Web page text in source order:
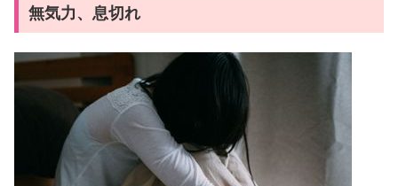
無気力、息切れ